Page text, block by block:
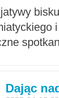
Dając